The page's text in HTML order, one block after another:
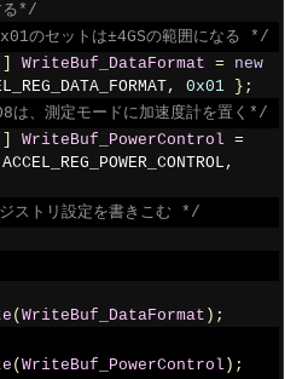
る*/
のセットは±4GSの範囲になる */
WriteBuf_DataFormat =
new
, 0x01
};
は、測定モードに加速度計を置く*/
WriteBuf_PowerControl =
ACCEL_REG_POWER_CONTROL ,
ストリ設定を書きこむ */
( WriteBuf_DataFormat );
( WriteBuf_PowerControl );